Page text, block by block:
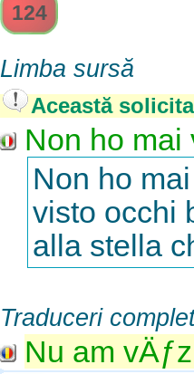
124
Limba sursă
Această
Non ho mai
Non ho
visto occhi
alla stella
Traduceri
Nu am